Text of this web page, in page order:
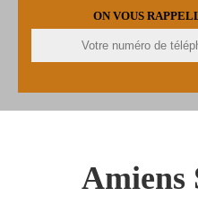
ON VOUS
Amiens